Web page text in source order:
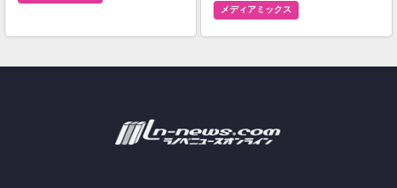
メディアミックス